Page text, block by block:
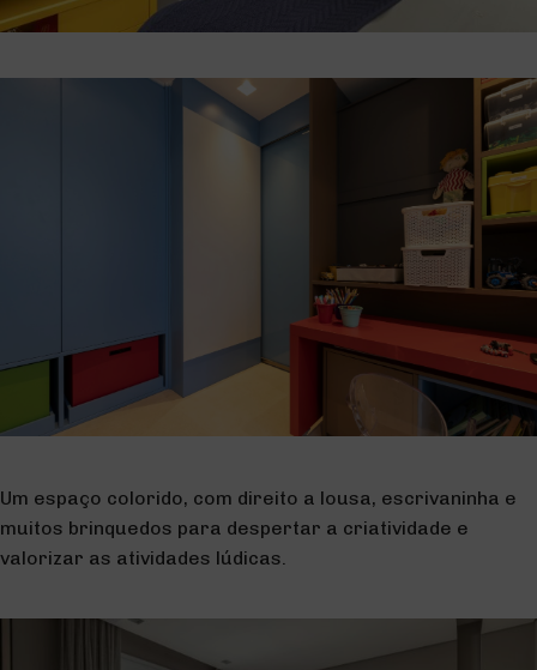
Um espaço colorido, com direito a lousa, escrivaninha e
muitos brinquedos para despertar a criatividade e
valorizar as atividades lúdicas.